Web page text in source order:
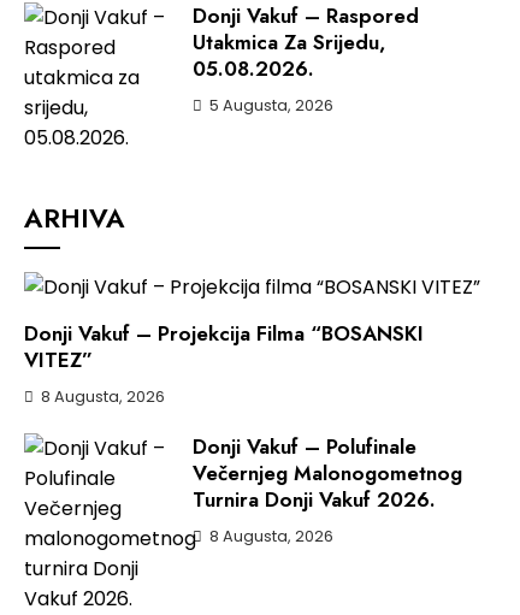
Donji Vakuf – Raspored
Utakmica Za Srijedu,
05.08.2026.
5 Augusta, 2026
ARHIVA
Donji Vakuf – Projekcija Filma “BOSANSKI
VITEZ”
8 Augusta, 2026
Donji Vakuf – Polufinale
Večernjeg Malonogometnog
Turnira Donji Vakuf 2026.
8 Augusta, 2026